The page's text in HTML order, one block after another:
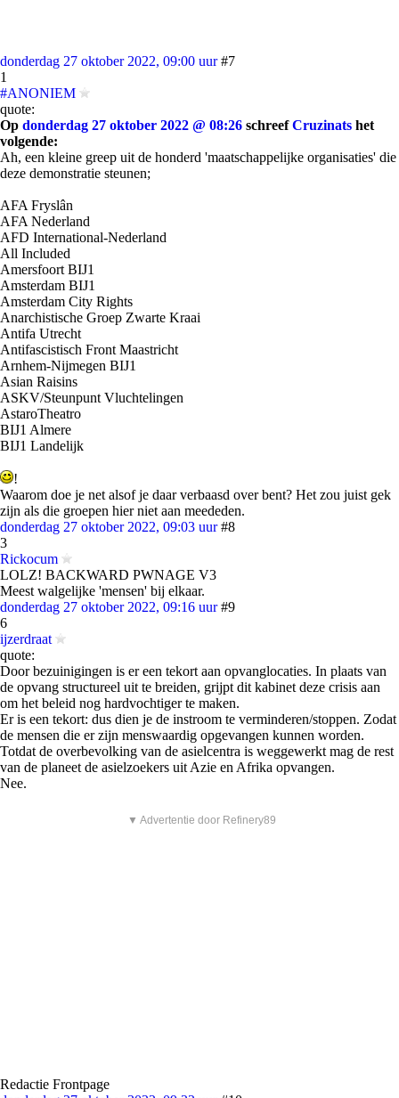
donderdag 27 oktober 2022, 09:00 uur #7
1
#ANONIEM
quote:
Op donderdag 27 oktober 2022 @ 08:26 schreefCruzinats het
volgende:
Ah, een kleine greep uit de honderd 'maatschappelijke organisaties' die
deze demonstratie steunen;
AFA Fryslân
AFA Nederland
AFD International-Nederland
All Included
Amersfoort BIJ1
Amsterdam BIJ1
Amsterdam City Rights
Anarchistische Groep Zwarte Kraai
Antifa Utrecht
Antifascistisch Front Maastricht
Arnhem-Nijmegen BIJ1
Asian Raisins
ASKV/Steunpunt Vluchtelingen
AstaroTheatro
BIJ1 Almere
BIJ1 Landelijk
!
Waarom doe je net alsof je daar verbaasd over bent? Het zou juist gek
zijn als die groepen hier niet aan meededen.
donderdag 27 oktober 2022, 09:03 uur #8
3
Rickocum
LOLZ! BACKWARD PWNAGE V3
Meest walgelijke 'mensen' bij elkaar.
donderdag 27 oktober 2022, 09:16 uur #9
6
ijzerdraat
quote:
Door bezuinigingen is er een tekort aan opvanglocaties. In plaats van
de opvang structureel uit te breiden, grijpt dit kabinet deze crisis aan
om het beleid nog hardvochtiger te maken.
Er is een tekort: dus dien je de instroom te verminderen/stoppen. Zodat
de mensen die er zijn menswaardig opgevangen kunnen worden.
Totdat de overbevolking van de asielcentra is weggewerkt mag de rest
van de planeet de asielzoekers uit Azie en Afrika opvangen.
Nee.
▼ Advertentie door Refinery89
Redactie Frontpage